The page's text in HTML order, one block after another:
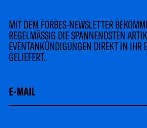
MIT DEM FORBES-NEWSLETTER
REGELMÄSSIG DIE SPANNENDSTEN
EVENTANKÜNDIGUNGEN DIREKT IN IHR
GELIEFERT.